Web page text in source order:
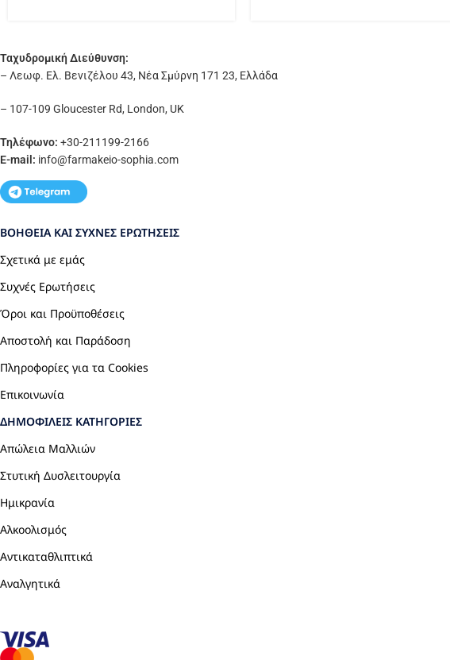
Ταχυδρομική Διεύθυνση:
– Λεωφ. Ελ. Βενιζέλου 43, Νέα Σμύρνη 171 23, Ελλάδα
– 107-109 Gloucester Rd, London, UK
Τηλέφωνο: +30-211199-2166
E-mail: info@farmakeio-sophia.com
ΒΟΉΘΕΙΑ ΚΑΙ ΣΥΧΝΈΣ ΕΡΩΤΉΣΕΙΣ
Σχετικά με εμάς
Συχνές Ερωτήσεις
Όροι και Προϋποθέσεις
Αποστολή και Παράδοση
Πληροφορίες για τα Cookies
Επικοινωνία
ΔΗΜΟΦΙΛΕΊΣ ΚΑΤΗΓΟΡΊΕΣ
Απώλεια Μαλλιών
Στυτική Δυσλειτουργία
Ημικρανία
Αλκοολισμός
Αντικαταθλιπτικά
Αναλγητικά